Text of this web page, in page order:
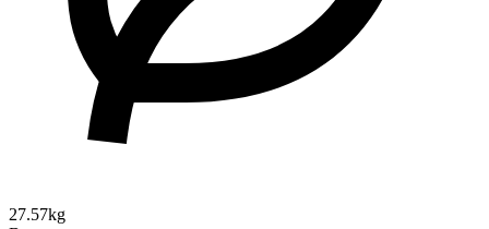
27.57kg